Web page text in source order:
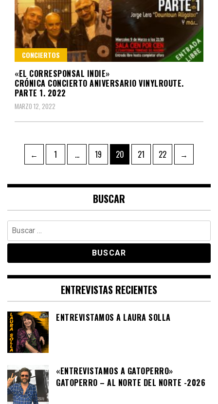
CONCIERTOS
«EL CORRESPONSAL INDIE»
CRÓNICA CONCIERTO ANIVERSARIO VINYLROUTE.
PARTE 1. 2022
MARZO 12, 2022
Paginación
entradas
← Page
1 … Page
19 Page
20 Page
21 Page
22 →
BUSCAR
Buscar:
ENTREVISTAS RECIENTES
ENTREVISTAMOS A LAURA SOLLA
«ENTREVISTAMOS A GATOPERRO»
GATOPERRO – AL NORTE DEL NORTE -2026